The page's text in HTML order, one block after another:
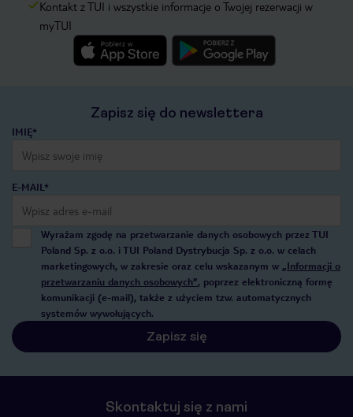
Kontakt z TUI i wszystkie informacje o Twojej rezerwacji w
myTUI
Zapisz się do newslettera
IMIĘ*
E-MAIL*
Wyrażam zgodę na przetwarzanie danych osobowych przez TUI
Poland Sp. z o.o. i TUI Poland Dystrybucja Sp. z o.o. w celach
marketingowych, w zakresie oraz celu wskazanym w „Informacji o
przetwarzaniu danych osobowych”, poprzez elektroniczną formę
komunikacji (e-mail), także z użyciem tzw. automatycznych
systemów wywołujących.
Zapisz się
Skontaktuj się z nami